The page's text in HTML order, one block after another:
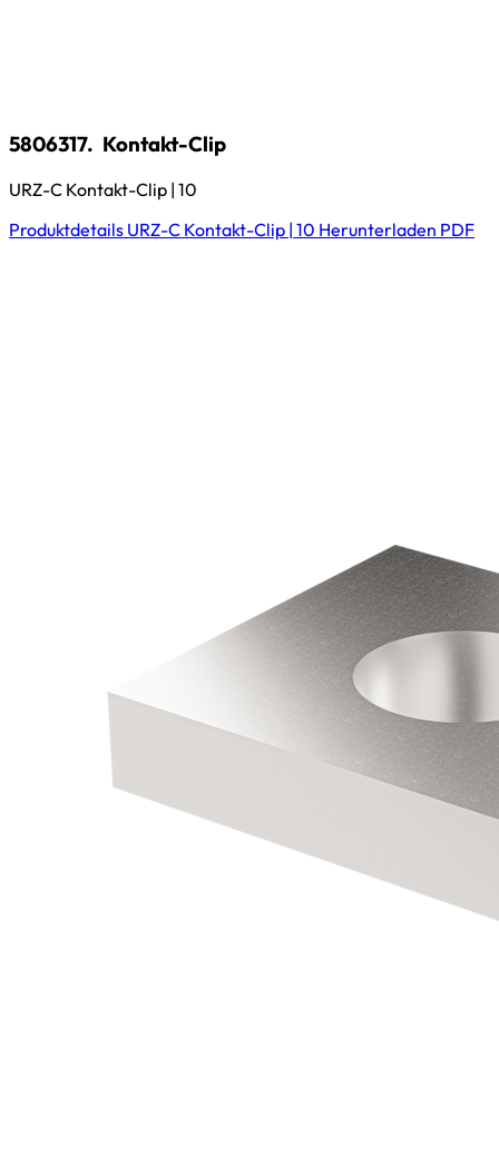
5806317. Kontakt-Clip
URZ-C Kontakt-Clip | 10
Produktdetails URZ-C Kontakt-Clip | 10 Herunterladen PDF